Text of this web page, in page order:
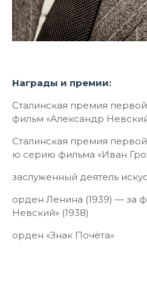
Награды и премии:
Сталинская премия
фильм «Александр
Сталинская премия
ю серию фильма «Иван
заслуженный деятель
орден Ленина (1939) — за
Невский» (1938)
орден «Знак Почёта»